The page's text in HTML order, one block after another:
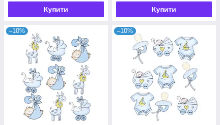
Купити Купити
–10% –10%